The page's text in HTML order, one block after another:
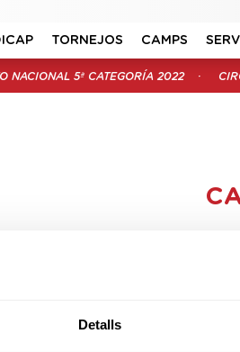
Detalls
TORNEJOS CAMPS
NACIONAL 5ª CATEGORÍA 2022